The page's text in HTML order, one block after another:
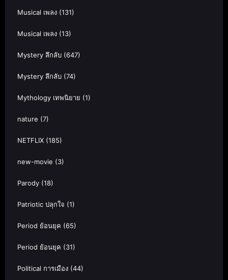
Musical เพลง (131)
Musical เพลง (13)
Mystery ลึกลับ (647)
Mystery ลึกลับ (74)
Mythology เทพนิยาย (1)
nature (7)
NETFLIX (185)
new-movie (3)
Parody (18)
Patriotic ปลุกใจ (1)
Period ย้อนยุค (65)
Period ย้อนยุค (31)
Political การเมือง (44)